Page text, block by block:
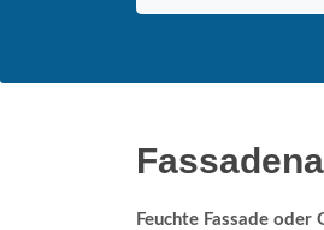
Feuchte Fassade